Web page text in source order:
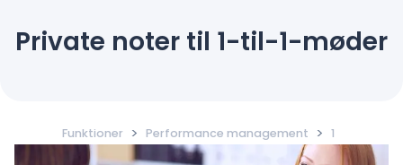
Platform
Kunder
Private noter til 1-til-1-møder
Funktioner > Performance management > 1